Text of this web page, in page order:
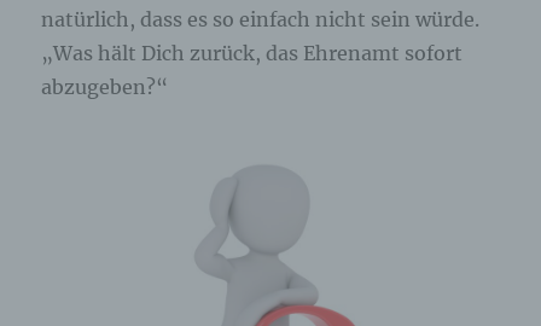
natürlich, dass es so einfach nicht sein würde.
„Was hält Dich zurück, das Ehrenamt sofort
abzugeben?“